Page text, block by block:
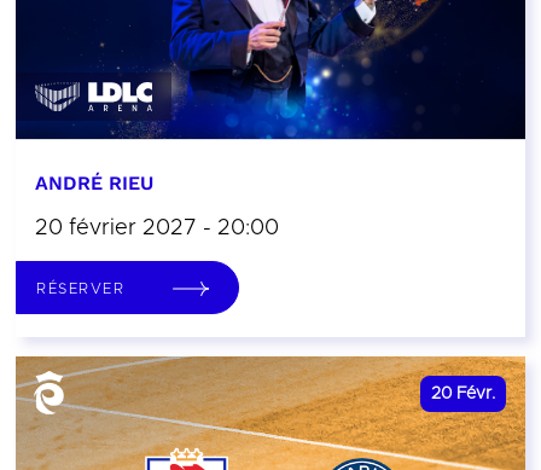
ANDRÉ RIEU
20 février 2027 - 20:00
RÉSERVER
20 Févr.